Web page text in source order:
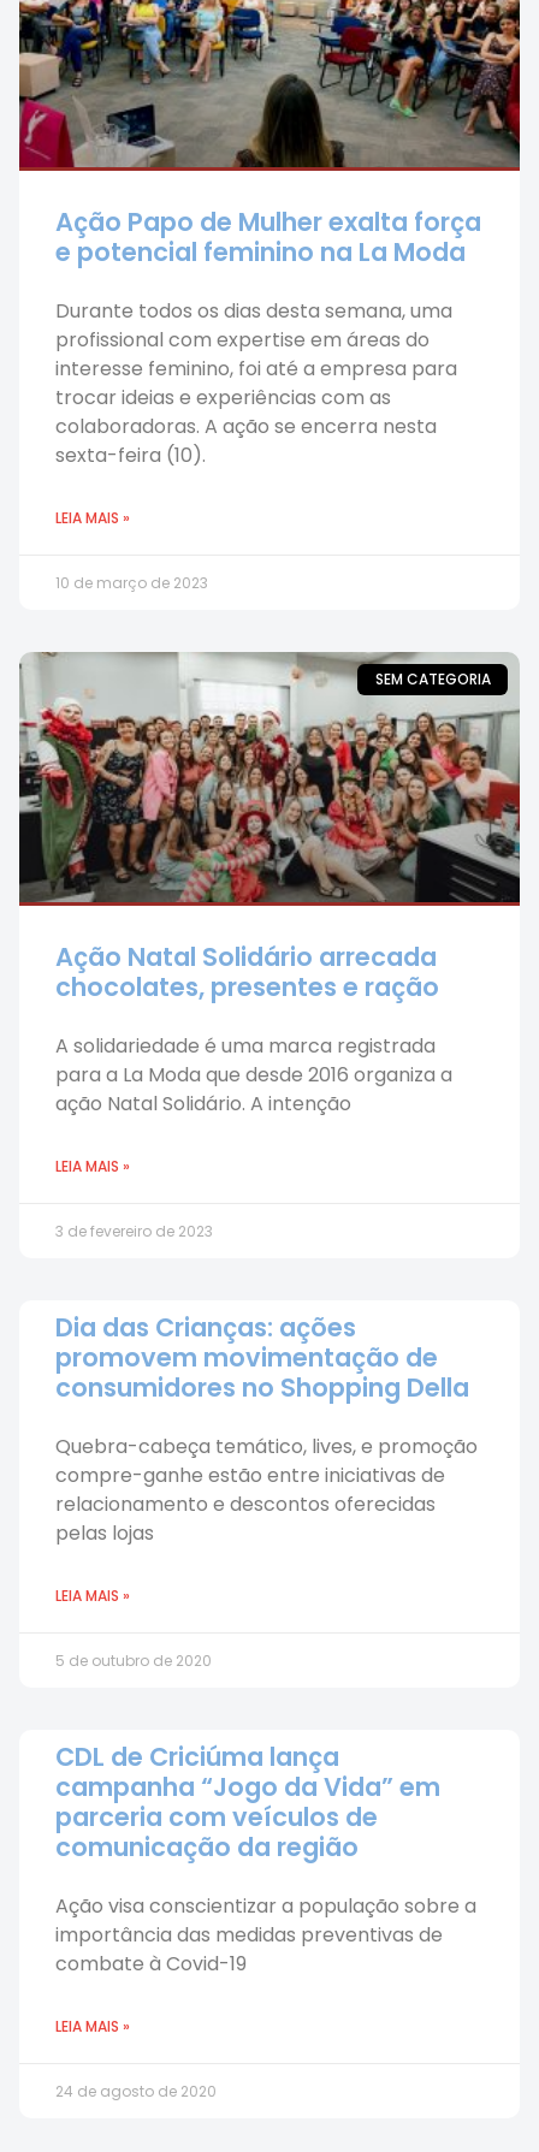
Ação Papo de Mulher exalta força
e potencial feminino na La Moda
Durante todos os dias desta semana, uma
profissional com expertise em áreas do
interesse feminino, foi até a empresa para
trocar ideias e experiências com as
colaboradoras. A ação se encerra nesta
sexta-feira (10).
LEIA MAIS »
10 de março de 2023
SEM CATEGORIA
Ação Natal Solidário arrecada
chocolates, presentes e ração
A solidariedade é uma marca registrada
para a La Moda que desde 2016 organiza a
ação Natal Solidário. A intenção
LEIA MAIS »
3 de fevereiro de 2023
Dia das Crianças: ações
promovem movimentação de
consumidores no Shopping Della
Quebra-cabeça temático, lives, e promoção
compre-ganhe estão entre iniciativas de
relacionamento e descontos oferecidas
pelas lojas
LEIA MAIS »
5 de outubro de 2020
CDL de Criciúma lança
campanha “Jogo da Vida” em
parceria com veículos de
comunicação da região
Ação visa conscientizar a população sobre a
importância das medidas preventivas de
combate à Covid-19
LEIA MAIS »
24 de agosto de 2020